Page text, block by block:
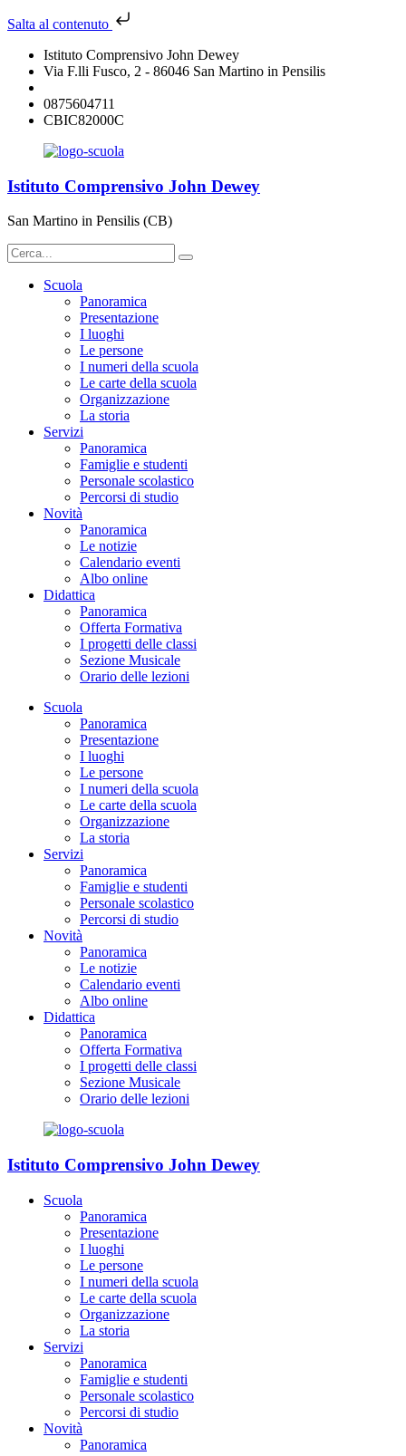
Salta al contenuto
Istituto Comprensivo John Dewey
Via F.lli Fusco, 2 - 86046 San Martino in Pensilis
0875604711
CBIC82000C
Istituto Comprensivo John Dewey
San Martino in Pensilis (CB)
Scuola
Panoramica
Presentazione
I luoghi
Le persone
I numeri della scuola
Le carte della scuola
Organizzazione
La storia
Servizi
Panoramica
Famiglie e studenti
Personale scolastico
Percorsi di studio
Novità
Panoramica
Le notizie
Calendario eventi
Albo online
Didattica
Panoramica
Offerta Formativa
I progetti delle classi
Sezione Musicale
Orario delle lezioni
Scuola
Panoramica
Presentazione
I luoghi
Le persone
I numeri della scuola
Le carte della scuola
Organizzazione
La storia
Servizi
Panoramica
Famiglie e studenti
Personale scolastico
Percorsi di studio
Novità
Panoramica
Le notizie
Calendario eventi
Albo online
Didattica
Panoramica
Offerta Formativa
I progetti delle classi
Sezione Musicale
Orario delle lezioni
Istituto Comprensivo John Dewey
Scuola
Panoramica
Presentazione
I luoghi
Le persone
I numeri della scuola
Le carte della scuola
Organizzazione
La storia
Servizi
Panoramica
Famiglie e studenti
Personale scolastico
Percorsi di studio
Novità
Panoramica